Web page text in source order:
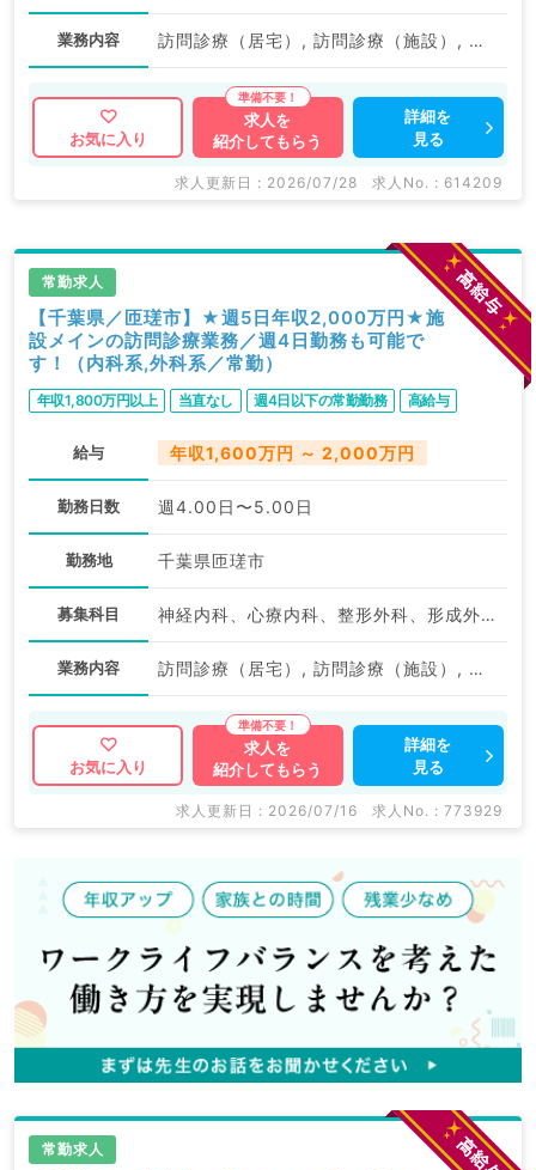
業務内容 訪問診療（居宅）, 訪問診療（施設）, 訪問診療（居宅）
お気に入り
求人を
紹介してもらう
詳細を
見る
求人更新日 : 2026/07/28 求人No. : 614209
常勤求人
【千葉県／匝瑳市】★週5日年収2,000万円★施
設メインの訪問診療業務／週4日勤務も可能で
す！（内科系,外科系／常勤）
年収1,800万円以上 当直なし 週4日以下の常勤勤務 高給与
給与 年収1,600万円 ～ 2,000万円
勤務日数 週4.00日〜5.00日
勤務地 千葉県匝瑳市
募集科目 神経内科、心療内科、整形外科、形成外科、美容外科、脳神経外科、呼吸器外科、心臓血管外科、小児外科、泌尿器科、一般内科、循環器内科、呼吸器内科、消化器内科、内分泌・代謝内科、腎臓内科、老年内科、外科系全般、一般外科、消化器外科、乳腺外科、スポーツ整形外科、大腸・肛門外科、脊髄・脊椎外科
業務内容 訪問診療（居宅）, 訪問診療（施設）, その他
お気に入り
求人を
紹介してもらう
詳細を
見る
求人更新日 : 2026/07/16 求人No. : 773929
常勤求人